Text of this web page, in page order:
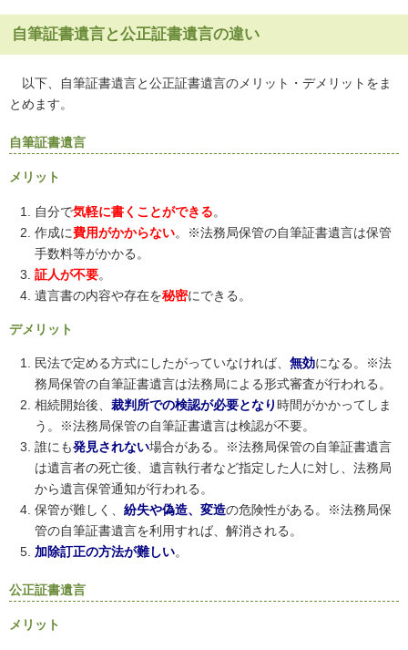
自筆証書遺言と公正証書遺言の違い
以下、自筆証書遺言と公正証書遺言のメリット・デメリットをま
とめます。
自筆証書遺言
メリット
自分で気軽に書くことができる。
作成に費用がかからない。※法務局保管の自筆証書遺言は保管
手数料等がかかる。
証人が不要。
遺言書の内容や存在を秘密にできる。
デメリット
民法で定める方式にしたがっていなければ、無効になる。※法
務局保管の自筆証書遺言は法務局による形式審査が行われる。
相続開始後、裁判所での検認が必要となり時間がかかってしま
う。※法務局保管の自筆証書遺言は検認が不要。
誰にも発見されない場合がある。※法務局保管の自筆証書遺言
は遺言者の死亡後、遺言執行者など指定した人に対し、法務局
から遺言保管通知が行われる。
保管が難しく、紛失や偽造、変造の危険性がある。※法務局保
管の自筆証書遺言を利用すれば、解消される。
加除訂正の方法が難しい。
公正証書遺言
メリット